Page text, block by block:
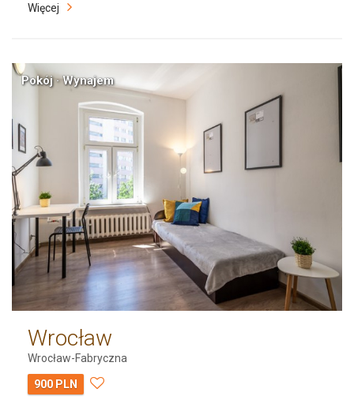
Więcej
Pokój · Wynajem
Wrocław
Wrocław-Fabryczna
900 PLN